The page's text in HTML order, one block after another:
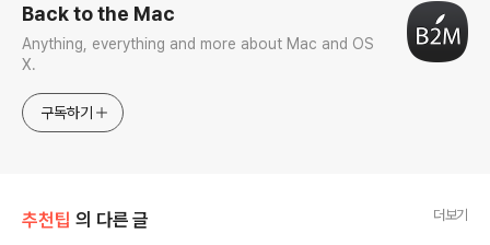
Back to the Mac
Anything, everything and more about Mac and OS
X.
구독하기
추천팁 의 다른 글 더보기